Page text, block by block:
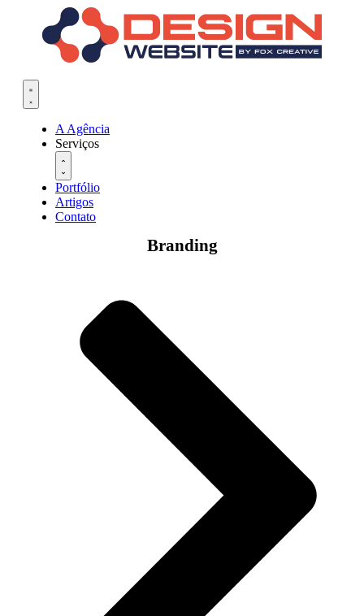
A Agência
Serviços
Portfólio
Artigos
Contato
Branding